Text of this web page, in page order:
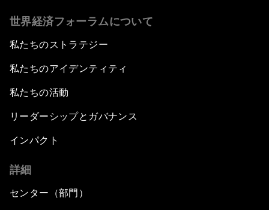
世界経済フォーラムについて
私たちのストラテジー
私たちのアイデンティティ
私たちの活動
リーダーシップとガバナンス
インパクト
詳細
センター（部門）